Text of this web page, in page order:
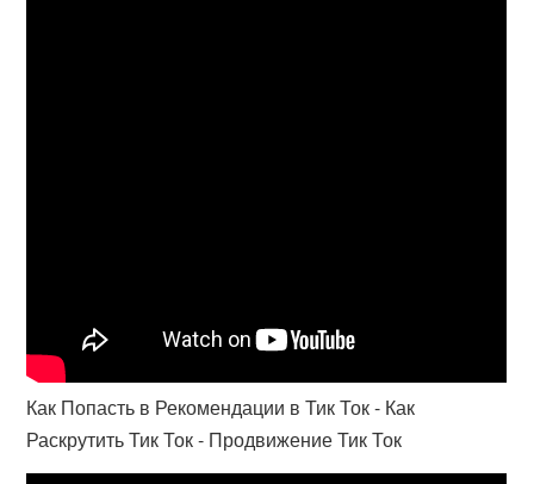
Как Попасть в Рекомендации в Тик Ток - Как
Раскрутить Тик Ток - Продвижение Тик Ток